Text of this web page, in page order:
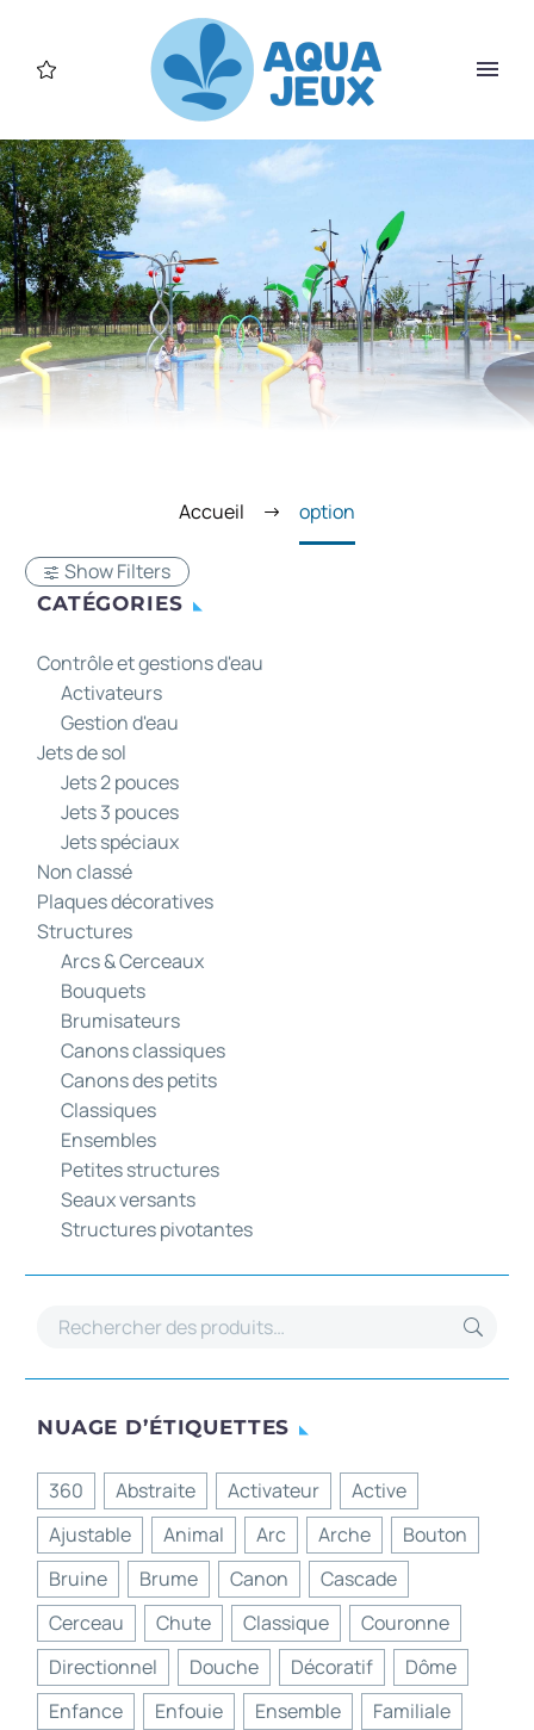
Accueil option
Show Filters
CATÉGORIES
Contrôle et gestions d'eau
Activateurs
Gestion d'eau
Jets de sol
Jets 2 pouces
Jets 3 pouces
Jets spéciaux
Non classé
Plaques décoratives
Structures
Arcs & Cerceaux
Bouquets
Brumisateurs
Canons classiques
Canons des petits
Classiques
Ensembles
Petites structures
Seaux versants
Structures pivotantes
NUAGE D’ÉTIQUETTES
360 Abstraite Activateur
Active
Ajustable
Animal Arc Arche
Bouton
Bruine
Brume Canon
Cascade
Cerceau
Chute Classique
Couronne
Directionnel
Douche Décoratif
Dôme
Enfance
Enfouie Ensemble
Familiale